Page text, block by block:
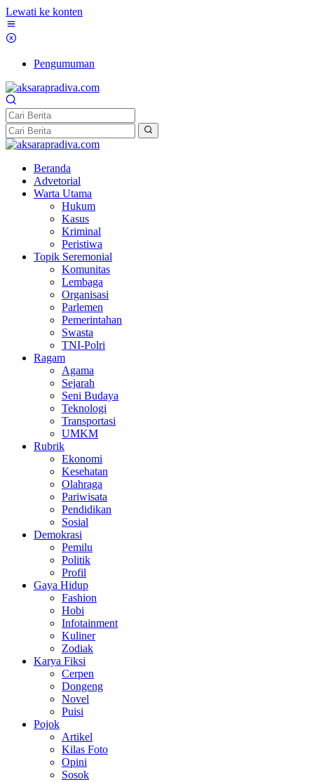
Lewati ke konten
Pengumuman
Beranda
Advetorial
Warta Utama
Hukum
Kasus
Kriminal
Peristiwa
Topik Seremonial
Komunitas
Lembaga
Organisasi
Parlemen
Pemerintahan
Swasta
TNI-Polri
Ragam
Agama
Sejarah
Seni Budaya
Teknologi
Transportasi
UMKM
Rubrik
Ekonomi
Kesehatan
Olahraga
Pariwisata
Pendidikan
Sosial
Demokrasi
Pemilu
Politik
Profil
Gaya Hidup
Fashion
Hobi
Infotainment
Kuliner
Zodiak
Karya Fiksi
Cerpen
Dongeng
Novel
Puisi
Pojok
Artikel
Kilas Foto
Opini
Sosok